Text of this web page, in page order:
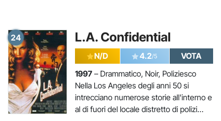
24 L.A. Confidential
N/D 4.2/5
VOTA
1997 – Drammatico, Noir, Poliziesco
Nella Los Angeles degli anni 50 si
intrecciano numerose storie all'interno e
al di fuori del locale distretto di polizi…